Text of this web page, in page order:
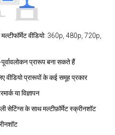
वीडियो: 360p, 480p, 720p,
प्रारूप बना सकते हैं
वीडियो प्रारूपों के कई समूह प्रकार
या विज्ञापन
सेटिंग्स के साथ मल्टीफ़ॉर्मेट स्क्रीनशॉट